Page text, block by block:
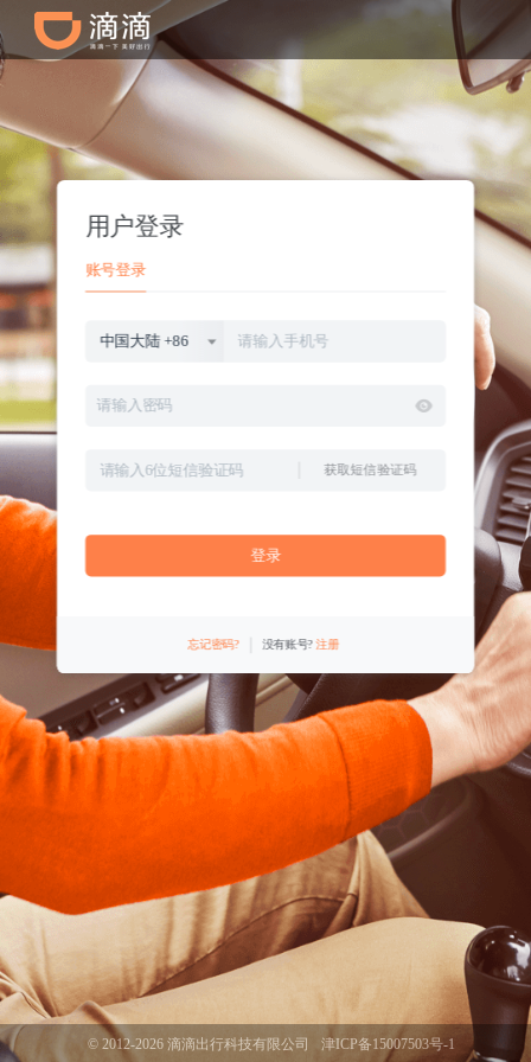
用户登录
账号登录
中国大陆 +86
获取短信验证码
登录
忘记密码? 没有账号? 注册
© 2012-2026 滴滴出行科技有限公司 津ICP备15007503号-1